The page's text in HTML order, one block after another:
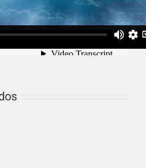
Your Platform!
LinkedInWhatsApp
TumblrPinterest
Vk Correo